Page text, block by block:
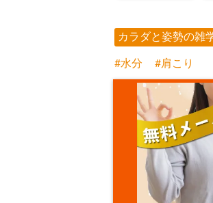
カラダと姿勢の雑
水分 肩こり